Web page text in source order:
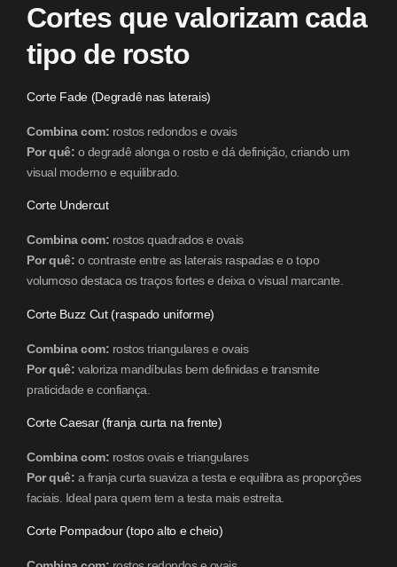
Cortes que valorizam cada
tipo de rosto
Corte Fade (Degradê nas laterais)
Combina com: rostos redondos e ovais
Por quê: o degradê alonga o rosto e dá definição, criando um
visual moderno e equilibrado.
Corte Undercut
Combina com: rostos quadrados e ovais
Por quê: o contraste entre as laterais raspadas e o topo
volumoso destaca os traços fortes e deixa o visual marcante.
Corte Buzz Cut (raspado uniforme)
Combina com: rostos triangulares e ovais
Por quê: valoriza mandíbulas bem definidas e transmite
praticidade e confiança.
Corte Caesar (franja curta na frente)
Combina com: rostos ovais e triangulares
Por quê: a franja curta suaviza a testa e equilibra as proporções
faciais. Ideal para quem tem a testa mais estreita.
Corte Pompadour (topo alto e cheio)